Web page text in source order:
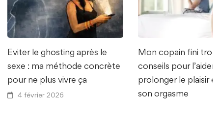
Eviter le ghosting après le
sexe : ma méthode concrète
pour ne plus vivre ça
4 février 2026
Mon copain fini trop
conseils pour l’aider
prolonger le plaisir
son orgasme